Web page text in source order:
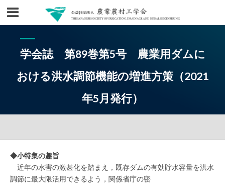
学会誌 第89巻第5号 農業用ダムに
おける洪水調節機能の増進方策（2021
年5月発行）
◆小特集の趣旨
近年の水害の激甚化を踏まえ，既存ダムの有効貯水容量を洪水
調節に最大限活用できるよう，関係省庁の密